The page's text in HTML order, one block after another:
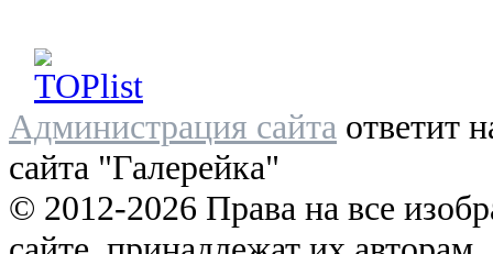
Администрация сайта ответит
сайта "Галерейка"
© 2012-2026 Права на все